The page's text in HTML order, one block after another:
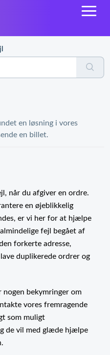
en løsning i vores
en billet.
når du afgiver en ordre.
en øjeblikkelig
er vi her for at hjælpe
fejl begået af
forkerte adresse,
duplikerede ordrer og
nogen bekymringer om
vores fremragende
som muligt
de vil med glæde hjælpe